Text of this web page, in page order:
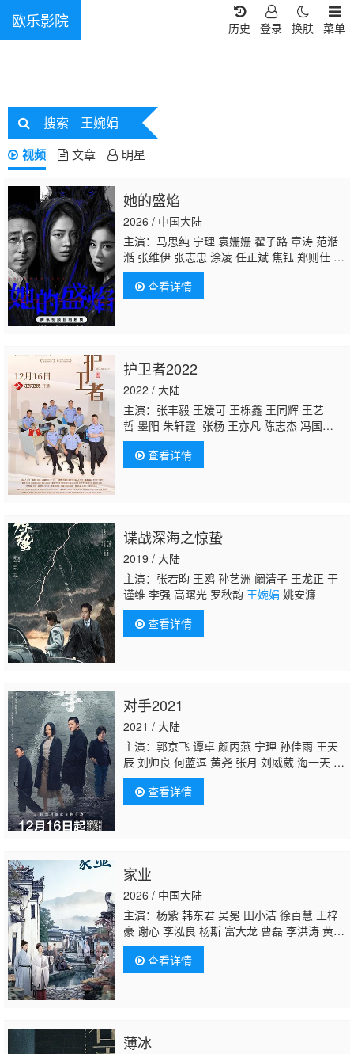
欧乐影院 菜单
换肤
登录
历史
搜索 王婉娟
视频 文章 明星
她的盛焰
2026 / 中国大陆
主演：马思纯 宁理 袁姗姗 翟子路 章涛 范湉
湉 张维伊 张志忠 涂凌 任正斌 焦钰 郑则仕 朱
茵 陈逸恒 夏力薪 柳小海 白荟
查看详情
护卫者2022
2022 / 大陆
主演：张丰毅 王媛可 王栎鑫 王同辉 王艺
哲 墨阳 朱轩霆 张杨 王亦凡 陈志杰 冯国
庆 郭铁城 董可飞 潘晓莉
霖 李君峰 高曙光 郑玉 刘洁 刘交心 赵淑珍 于
恒 周璞 夏德俊 李正彦琦 范湉湉 李楠 陈思
查看详情
谍战深海之惊蛰
2019 / 大陆
主演：张若昀 王鸥 孙艺洲 阚清子 王龙正 于
谨维 李强 高曙光 罗秋韵 王婉娟 姚安濂
查看详情
对手2021
2021 / 大陆
主演：郭京飞 谭卓 颜丙燕 宁理 孙佳雨 王天
辰 刘帅良 何蓝逗 黄尧 张月 刘威葳 海一天 焦
刚 赵滨 林鹏 路宏 张皓然 陶灏景
斌 巩峥 田岷 史奕 李宏磊 高睿菲儿 金志浩 姜
峰 王鑫 周铁 从瑞麟 李明珠 刘涛 姚岗 程
查看详情
家业
2026 / 中国大陆
主演：杨紫 韩东君 吴冕 田小洁 徐百慧 王梓
豪 谢心 李泓良 杨斯 富大龙 曹磊 李洪涛 黄
曼 张喜前 李宝安 朱辉 刘涛 刘凯 红花 周
知 李春嫒王婉娟
绮 洪洋 张渟渟 许之糯 李田野 陈伟栋 刘恒
查看详情
薄冰